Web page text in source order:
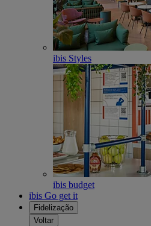
ibis Styles
ibis budget
ibis Go get it
Fidelização
Voltar